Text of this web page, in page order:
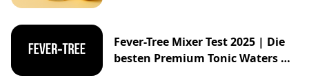
Fever-Tree Mixer Test 2025 | Die
besten Premium Tonic Waters &